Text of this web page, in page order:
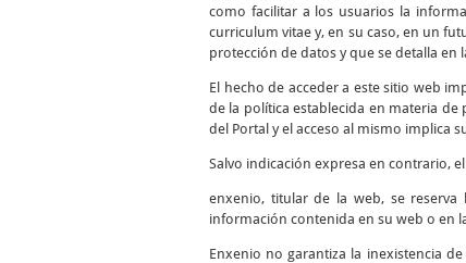
como facilitar a los usuarios la
curriculum vitae y, en su caso, en un
protección de datos y que se detalla en
El hecho de acceder a este sitio web
de la política establecida en materia
del Portal y el acceso al mismo implica
Salvo indicación expresa en contrario,
enxenio, titular de la web, se reserva
información contenida en su web o en
Enxenio no garantiza la inexistencia